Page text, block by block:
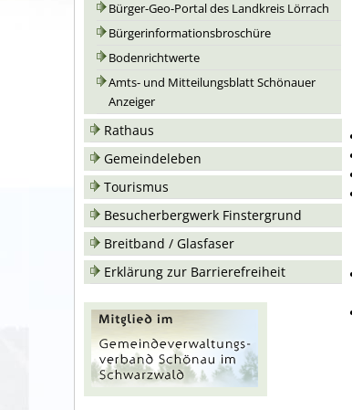
Bürger-Geo-Portal des Landkreis Lörrach
Bürgerinformationsbroschüre
Bodenrichtwerte
Amts- und Mitteilungsblatt Schönauer
Anzeiger
Rathaus
Gemeindeleben
Tourismus
Besucherbergwerk Finstergrund
Breitband / Glasfaser
Erklärung zur Barrierefreiheit